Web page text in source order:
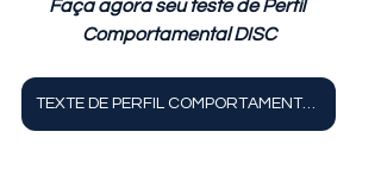
Faça agora seu teste de Perfil
Comportamental DISC
TEXTE DE PERFIL COMPORTAMENTAL DISC